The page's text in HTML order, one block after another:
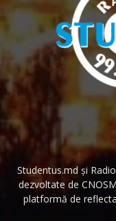
Studentus.md și
dezvoltate de
platformă de